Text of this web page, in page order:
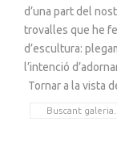
d’una part del
trovalles que he
d’escultura:
l’intenció
Tornar a la vista